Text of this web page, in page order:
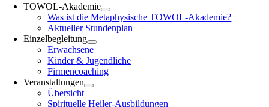
TOWOL-Akademie
Was ist die Metaphysische TOWOL-Akademie?
Aktueller Stundenplan
Einzelbegleitung
Erwachsene
Kinder & Jugendliche
Firmencoaching
Veranstaltungen
Übersicht
Spirituelle Heiler-Ausbildungen